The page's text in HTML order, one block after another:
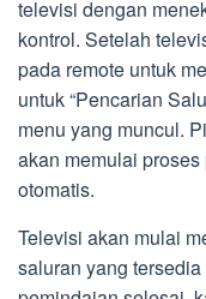
televisi dengan
kontrol. Setelah
pada remote untuk
untuk “Pencarian
menu yang muncul.
akan memulai
otomatis.
Televisi akan mulai
saluran yang